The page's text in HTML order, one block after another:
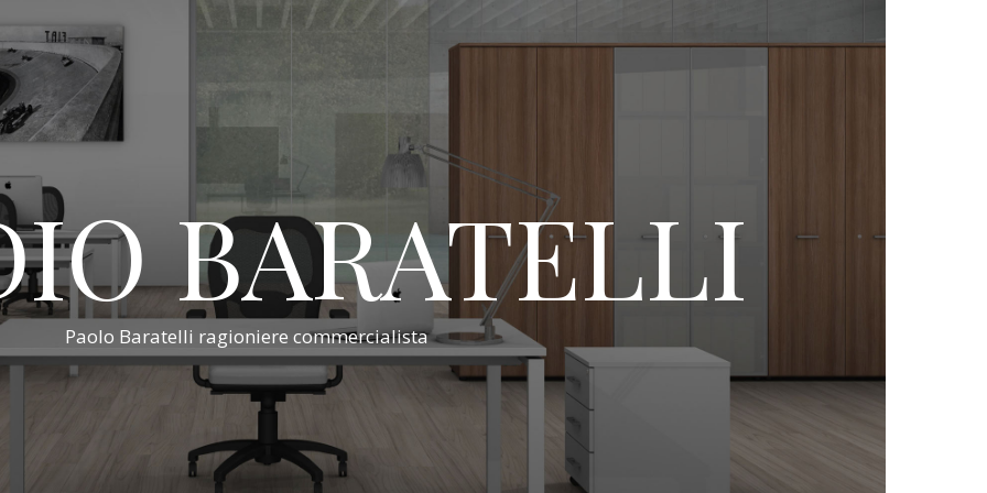
BARATELLI
Paolo Baratelli ragioniere commercialista